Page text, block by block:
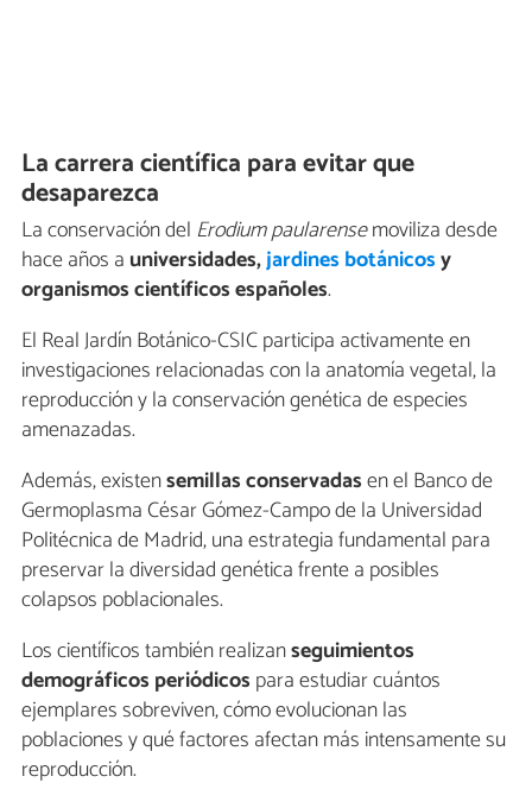
La carrera científica para evitar que
desaparezca
La conservación del Erodium paularensemoviliza desde
hace años a universidades,jardines botánicosy
organismos científicos españoles.
El Real Jardín Botánico-CSIC participa activamente en
investigaciones relacionadas con la anatomía vegetal, la
reproducción y la conservación genética de especies
amenazadas.
Además, existensemillas conservadasen el Banco de
Germoplasma César Gómez-Campo de la Universidad
Politécnica de Madrid, una estrategia fundamental para
preservar la diversidad genética frente a posibles
colapsos poblacionales.
Los científicos también realizanseguimientos
demográficos periódicos para estudiar cuántos
ejemplares sobreviven, cómo evolucionan las
poblaciones y qué factores afectan más intensamente su
reproducción.